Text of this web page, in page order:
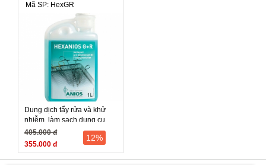
Mã SP: HexGR
Dung dịch tẩy rửa và khử
nhiễm, làm sạch dụng cụ
Hexanios G+R (G R, GR) -
Pháp, 1 lít
405.000 đ
355.000 đ
12%